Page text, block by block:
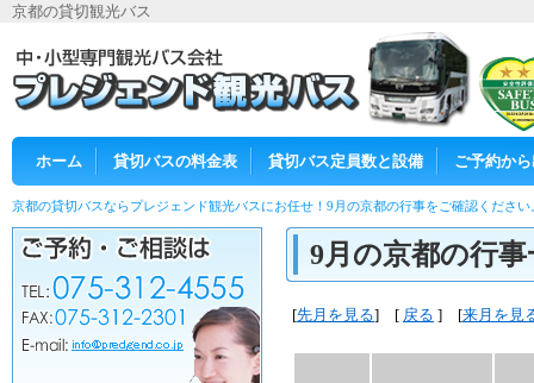
京都の貸切観光バス
ホーム 貸切バスの料金表 貸切バス定員数と設備 ご予約か
京都の貸切バスならプレジェンド観光バスにお任せ！9月の京都の行事をご確認ください
9月の京都の行事
[先月を見る] [ 戻る ] [来月を見